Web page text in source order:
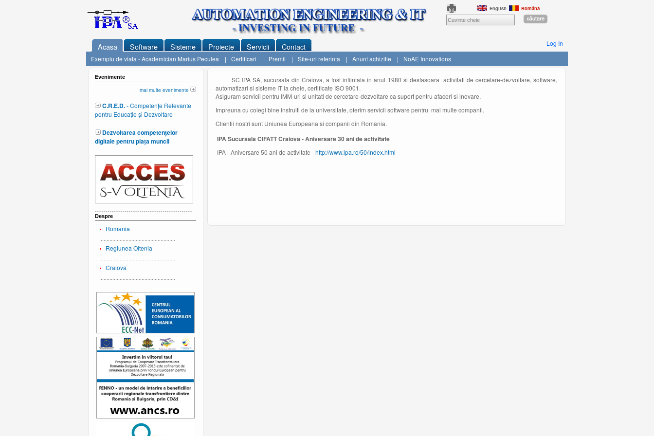
English Română
Acasa
Exemplu de viata - Academician Marius Peculea | Certificari | Premii | Site-uri referinta | Anunt achizitie | NoAE Innovations
Software Sisteme Proiecte Servicii Contact Log In
Evenimente
mai multe evenimente
C.R.E.D.- Competențe Relevante
pentru Educație și Dezvoltare
Dezvoltarea competențelor
digitale pentru piața muncii
Despre
Romania
Regiunea Oltenia
Craiova
SC IPA SA, sucursala din Craiova, a fost infiintata in anul 1980 si desfasoara activitati de cercetare-dezvoltare, software,
automatizari si sisteme IT la cheie, certificate ISO 9001.
Asiguram servicii pentru IMM-uri si unitati de cercetare-dezvoltare ca suport pentru afaceri si inovare.
Impreuna cu colegi bine instruiti de la universitate, oferim servicii software pentru mai multe companii.
Clientii nostri sunt Uniunea Europeana si companii din Romania.
IPA Sucursala CIFATT Craiova - Aniversare 30 ani de activitate
IPA - Aniversare 50 ani de activitate -http://www.ipa.ro/50/index.html